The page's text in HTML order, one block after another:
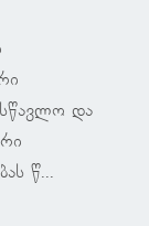
და
წ...